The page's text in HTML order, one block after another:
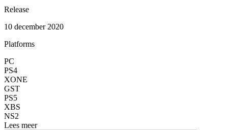
Release
10 december 2020
Platforms
PC
PS4
XONE
GST
PS5
XBS
NS2
Lees meer